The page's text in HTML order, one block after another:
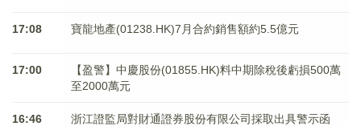
17:08 寶龍地產(01238.HK)7月合約銷售額約5.5億元
17:00
【盈警】中慶股份(01855.HK)料中期除稅後虧損500萬
至2000萬元
16:46
浙江證監局對財通證券股份有限公司採取出具警示函